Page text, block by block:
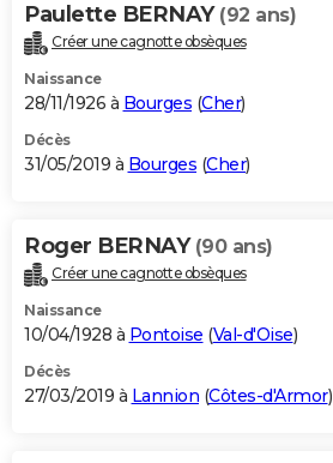
Paulette BERNAY (92 ans)
Créer une cagnotte obsèques
Naissance
28/11/1926 à Bourges (Cher)
Décès
31/05/2019 à Bourges (Cher)
Roger BERNAY (90 ans)
Créer une cagnotte obsèques
Naissance
10/04/1928 à Pontoise (Val-d'Oise)
Décès
27/03/2019 à Lannion (Côtes-d'Armor)